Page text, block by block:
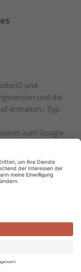
und
und die
enthalten.; Typ:
zum Google
(if applicable);
der
verhindert wird,